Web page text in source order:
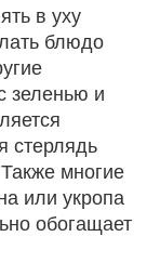
в уху
блюдо
зеленью и
стерлядь
многие
или укропа
обогащает